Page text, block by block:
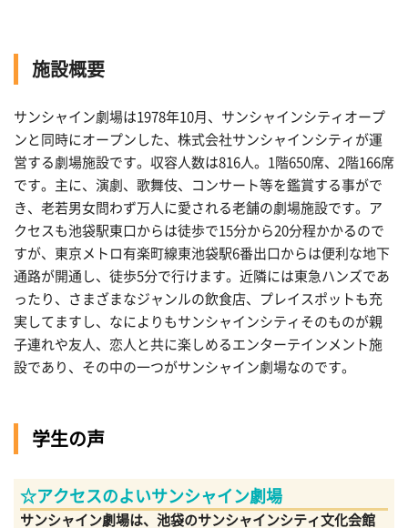
施設概要
サンシャイン劇場は1978年10月、サンシャインシティオープ
ンと同時にオープンした、株式会社サンシャインシティが運
営する劇場施設です。収容人数は816人。1階650席、2階166席
です。主に、演劇、歌舞伎、コンサート等を鑑賞する事がで
き、老若男女問わず万人に愛される老舗の劇場施設です。ア
クセスも池袋駅東口からは徒歩で15分から20分程かかるので
すが、東京メトロ有楽町線東池袋駅6番出口からは便利な地下
通路が開通し、徒歩5分で行けます。近隣には東急ハンズであ
ったり、さまざまなジャンルの飲食店、プレイスポットも充
実してますし、なによりもサンシャインシティそのものが親
子連れや友人、恋人と共に楽しめるエンターテインメント施
設であり、その中の一つがサンシャイン劇場なのです。
学生の声
☆アクセスのよいサンシャイン劇場
サンシャイン劇場は、池袋のサンシャインシティ文化会館